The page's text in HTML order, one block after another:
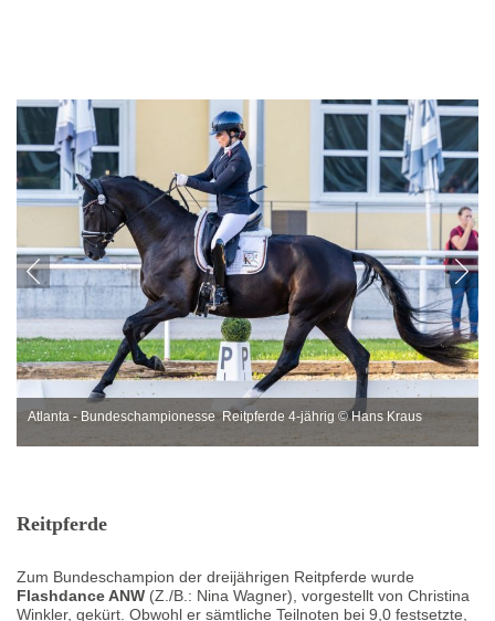
Atlanta - Bundeschampionesse Reitpferde 4-jährig © Hans Kraus
Reitpferde
Zum Bundeschampion der dreijährigen Reitpferde wurde
Flashdance ANW (Z./B.: Nina Wagner), vorgestellt von Christina
Winkler, gekürt. Obwohl er sämtliche Teilnoten bei 9,0 festsetzte,